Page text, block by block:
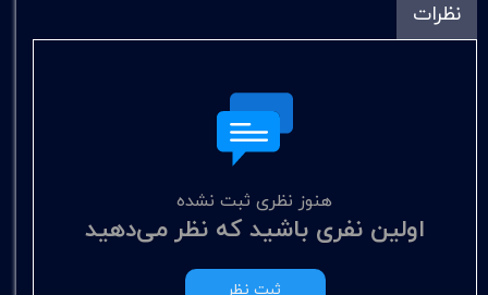
نظرات
هنوز نظری ثبت نشده
اولین نفری باشید که نظر می‌دهید
ثبت نظر